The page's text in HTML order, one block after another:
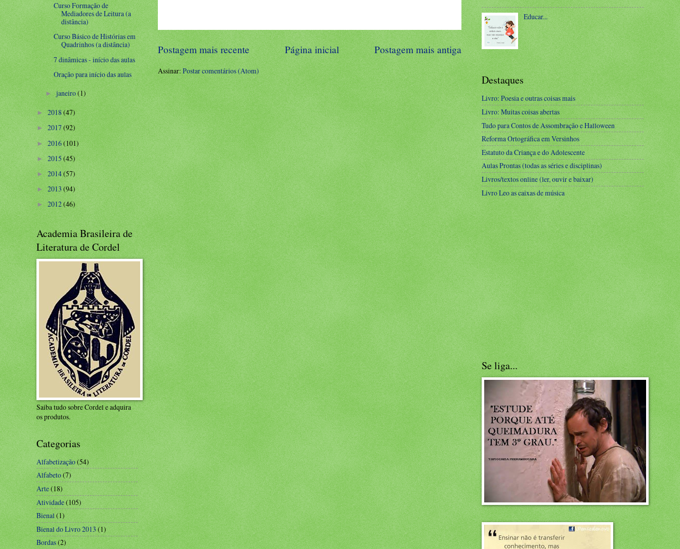
Postagem mais recente Postagem mais antiga
Página inicial
Assinar:Postar comentários (Atom)
Curso Formação de
Mediadores de Leitura (a
distância)
Curso Básico de Histórias em
Quadrinhos (a distância)
7 dinâmicas - início das aulas
Oração para início das aulas
►janeiro(1)
►2018(47)
►2017(92)
►2016(101)
►2015(45)
►2014(57)
►2013(94)
►2012(46)
Academia Brasileira de
Literatura de Cordel
Saiba tudo sobre Cordel e adquira
os produtos.
Categorias
Alfabetização(54)
Alfabeto(7)
Arte(18)
Atividade(105)
Bienal(1)
Bienal do Livro 2013 (1)
Bordas(2)
Educar...
Destaques
Livro: Poesia e outras coisas mais
Livro: Muitas coisas abertas
Tudo para Contos de Assombração e Halloween
Reforma Ortográfica em Versinhos
Estatuto da Criança e do Adolescente
Aulas Prontas (todas as séries e disciplinas)
Livros/textos online (ler, ouvir e baixar)
Livro Leo as caixas de música
Se liga...